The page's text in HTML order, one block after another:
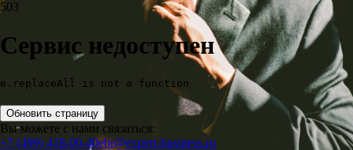
503
Сервис недоступен
e.replaceAll is not a function
Обновить страницу
Вы можете с нами связаться:
+7 (499) 418-00-40ebr@expert-business.ru